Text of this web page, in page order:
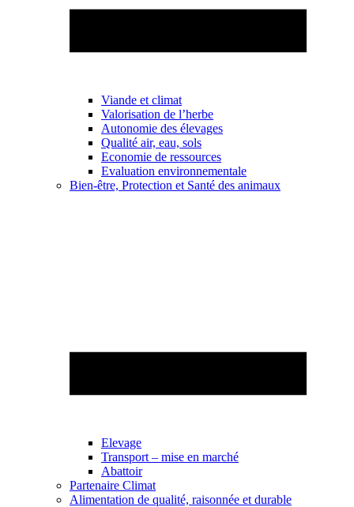
Viande et climat
Valorisation de l’herbe
Autonomie des élevages
Qualité air, eau, sols
Economie de ressources
Evaluation environnementale
Bien-être, Protection et Santé des animaux
Elevage
Transport – mise en marché
Abattoir
Partenaire Climat
Alimentation de qualité, raisonnée et durable